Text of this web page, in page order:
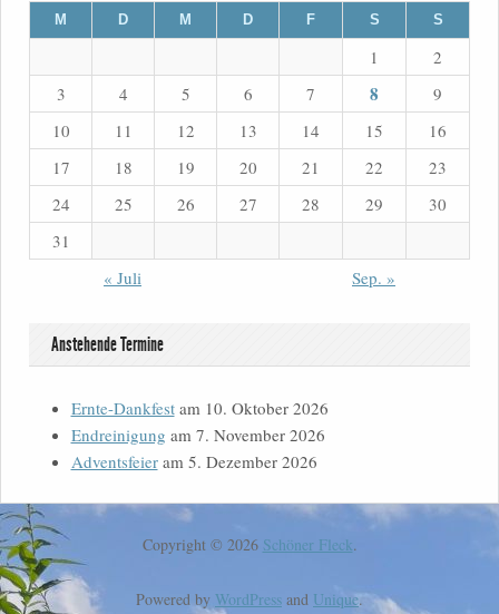
M D M D F S S
1
2
3
4 5 6 7 8
9
10
11 12 13 14 15
16
17
18 19 20 21 22
23
24
25 26 27 28 29
30
31
« Juli
Sep. »
Anstehende Termine
Ernte-Dankfestam 10. Oktober 2026
Endreinigung am 7. November 2026
Adventsfeieram 5. Dezember 2026
Copyright © 2026 Schöner Fleck.
Powered by WordPress and Unique.